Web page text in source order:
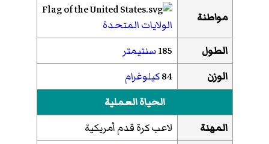
مواطنة
الولايات المتحدة
الطول
185سنتيمتر
الوزن
84كيلوغرام
الحياة العملية
المهنة
لاعب كرة قدم أمريكية